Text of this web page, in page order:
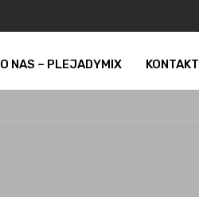
O NAS – PLEJADYMIX KONTAKT